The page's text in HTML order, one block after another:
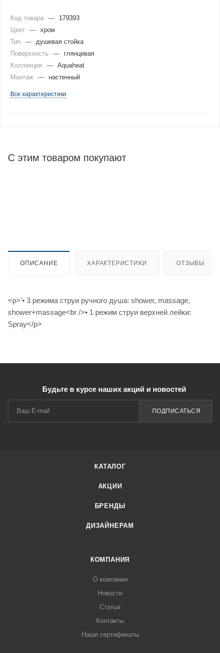
Код товара —
179393
Цвет — хром
Тип
—
душевая стойка
Поверхность
—
глянцевая
Коллекция
— Aquaheat
Монтаж — настенный
Все характеристики
С этим товаром покупают
ОПИСАНИЕ ХАРАКТЕРИСТИКИ ОТЗЫВЫ
<p>'• 3 режима струи ручного душа: shower, massage,
shower+massage<br />• 1 режим струи верхней лейки:
Spray</p>
Будьте в курсе наших акций и новостей
ПОДПИСАТЬСЯ
КАТАЛОГ
АКЦИИ
БРЕНДЫ
ДИЗАЙНЕРАМ
КОМПАНИЯ
О компании
Новости
Статьи
Контакты
Наши сертификаты